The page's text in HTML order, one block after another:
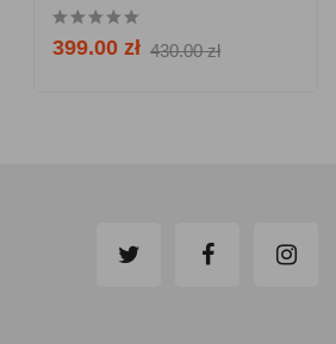
399.00 zł 430.00 zł